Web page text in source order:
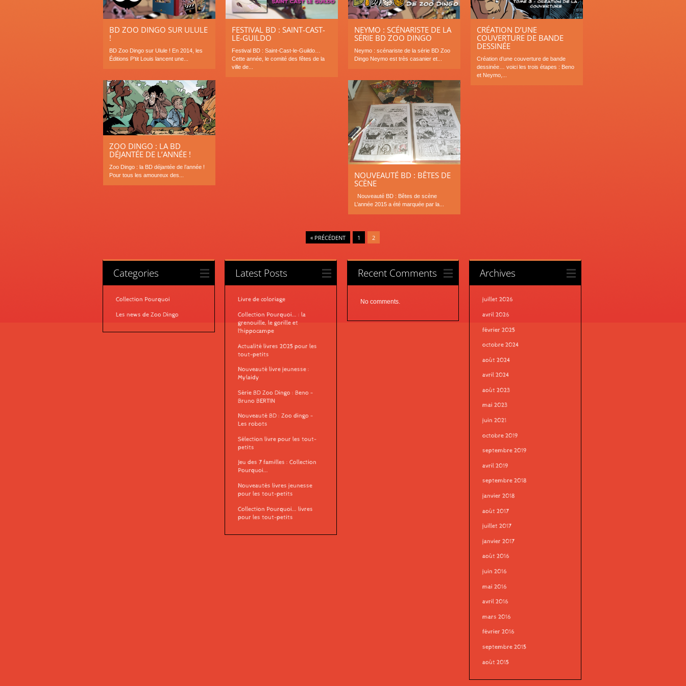
BD ZOO DINGO SUR ULULE
!
BD Zoo Dingo sur Ulule ! En 2014, les
Éditions P’tit Louis lancent une...
FESTIVAL BD : SAINT-CAST-
LE-GUILDO
Festival BD : Saint-Cast-le-Guildo…
Cette année, le comité des fêtes de la
ville de...
NEYMO : SCÉNARISTE DE LA
SÉRIE BD ZOO DINGO
Neymo : scénariste de la série BD Zoo
Dingo Neymo est très casanier et...
CRÉATION D’UNE
COUVERTURE DE BANDE
DESSINÉE
Création d’une couverture de bande
dessinée… voici les trois étapes : Beno
et Neymo,...
NOUVEAUTÉ BD : BÊTES DE
SCÈNE
Nouveauté BD : Bêtes de scène
L’année 2015 a été marquée par la...
ZOO DINGO : LA BD
DÉJANTÉE DE L’ANNÉE !
Zoo Dingo : la BD déjantée de l’année !
Pour tous les amoureux des...
« PRÉCÉDENT 1 2
Categories
Collection Pourquoi
Les news de Zoo Dingo
Latest Posts
Livre de coloriage
Collection Pourquoi... : la
grenouille, le gorille et
l'hippocampe
Actualité livres 2025 pour les
tout-petits
Nouveauté livre jeunesse :
Mylaidy
Série BD Zoo Dingo : Beno -
Bruno BERTIN
Nouveauté BD : Zoo dingo -
Les robots
Sélection livre pour les tout-
petits
Jeu des 7 familles : Collection
Pourquoi...
Nouveautés livres jeunesse
pour les tout-petits
Collection Pourquoi... livres
pour les tout-petits
Recent Comments
No comments.
Archives
juillet 2026
avril 2026
février 2025
octobre 2024
août 2024
avril 2024
août 2023
mai 2023
juin 2021
octobre 2019
septembre 2019
avril 2019
septembre 2018
janvier 2018
août 2017
juillet 2017
janvier 2017
août 2016
juin 2016
mai 2016
avril 2016
mars 2016
février 2016
septembre 2015
août 2015